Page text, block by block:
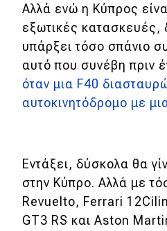
Αλλά ενώ η Κύπρος
εξωτικές κατασκευές,
υπάρξει τόσο σπάνιο
αυτό που συνέβη πριν
όταν μια F40
αυτοκινητόδρομο με
Εντάξει, δύσκολα θα
στην Κύπρο. Αλλά με
Revuelto, Ferrari
GT3 RS και Aston